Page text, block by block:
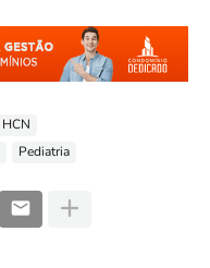
HCN
Pediatria